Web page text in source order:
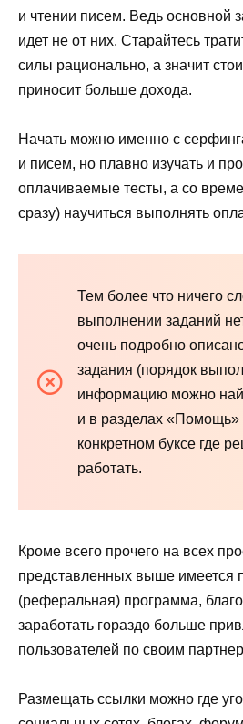
и чтении писем. Ведь основной
идет не от них. Старайтесь
силы рационально, а значит
приносит больше дохода.
Начать можно именно с
и писем, но плавно изучать и
оплачиваемые тесты, а со
сразу) научиться выполнять
Тем более что ничего
выполнении заданий
очень подробно
задания (порядок
информацию можно
и в разделах «Помощь»
конкретном буксе где
работать.
Кроме всего прочего на всех
представленных выше имеется
(реферальная) программа,
заработать гораздо больше
пользователей по своим
Размещать ссылки можно где